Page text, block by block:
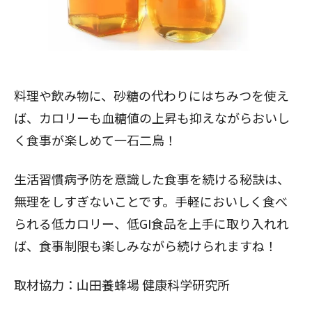
料理や飲み物に、砂糖の代わりにはちみつを使え
ば、カロリーも血糖値の上昇も抑えながらおいし
く食事が楽しめて一石二鳥！
生活習慣病予防を意識した食事を続ける秘訣は、
無理をしすぎないことです。手軽においしく食べ
られる低カロリー、低GI食品を上手に取り入れれ
ば、食事制限も楽しみながら続けられますね！
取材協力： 山田養蜂場 健康科学研究所
閉じる